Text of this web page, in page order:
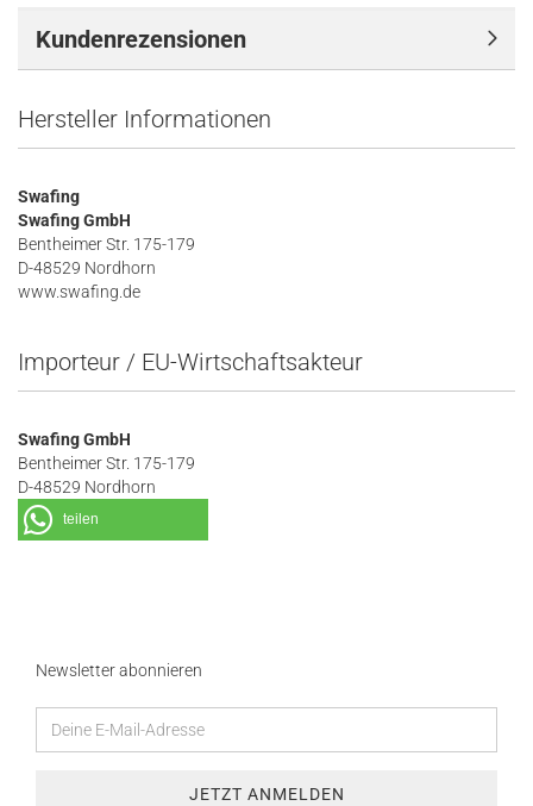
Kundenrezensionen
Hersteller Informationen
Swafing
Swafing GmbH
Bentheimer Str. 175-179
D-48529 Nordhorn
www.swafing.de
Importeur / EU-Wirtschaftsakteur
Swafing GmbH
Bentheimer Str. 175-179
D-48529 Nordhorn
teilen
Newsletter abonnieren